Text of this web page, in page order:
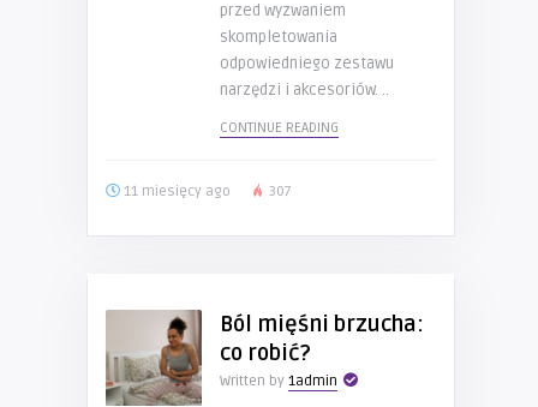
przed wyzwaniem
skompletowania
odpowiedniego zestawu
narzędzi i akcesoriów. ..
CONTINUE READING
11 miesięcy ago 307
Ból mięśni brzucha:
co robić?
Written by 1admin